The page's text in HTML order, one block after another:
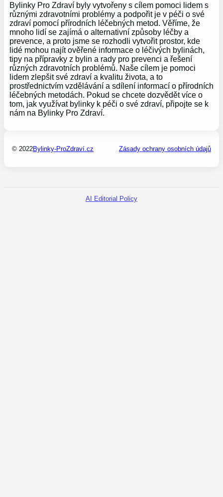
Bylinky Pro Zdraví byly vytvořeny s cílem pomoci lidem s
různými zdravotními problémy a podpořit je v péči o své
zdraví pomocí přírodních léčebných metod. Věříme, že
mnoho lidí se zajímá o alternativní způsoby léčby a
prevence, a proto jsme se rozhodli vytvořit prostor, kde
lidé mohou najít ověřené informace o léčivých bylinách,
tipy na přípravky z bylin a rady pro prevenci a řešení
různých zdravotních problémů. Naše cílem je pomoci
lidem zlepšit své zdraví a kvalitu života, a to
prostřednictvím vzdělávání a sdílení informací o přírodních
léčebných metodách. Pokud se chcete dozvědět více o
tom, jak využívat bylinky k péči o své zdraví, připojte se k
nám na Bylinky Pro Zdraví.
© 2022Bylinky-ProZdraví.cz Zásady ochrany osobních údajů
AI Editorial Policy